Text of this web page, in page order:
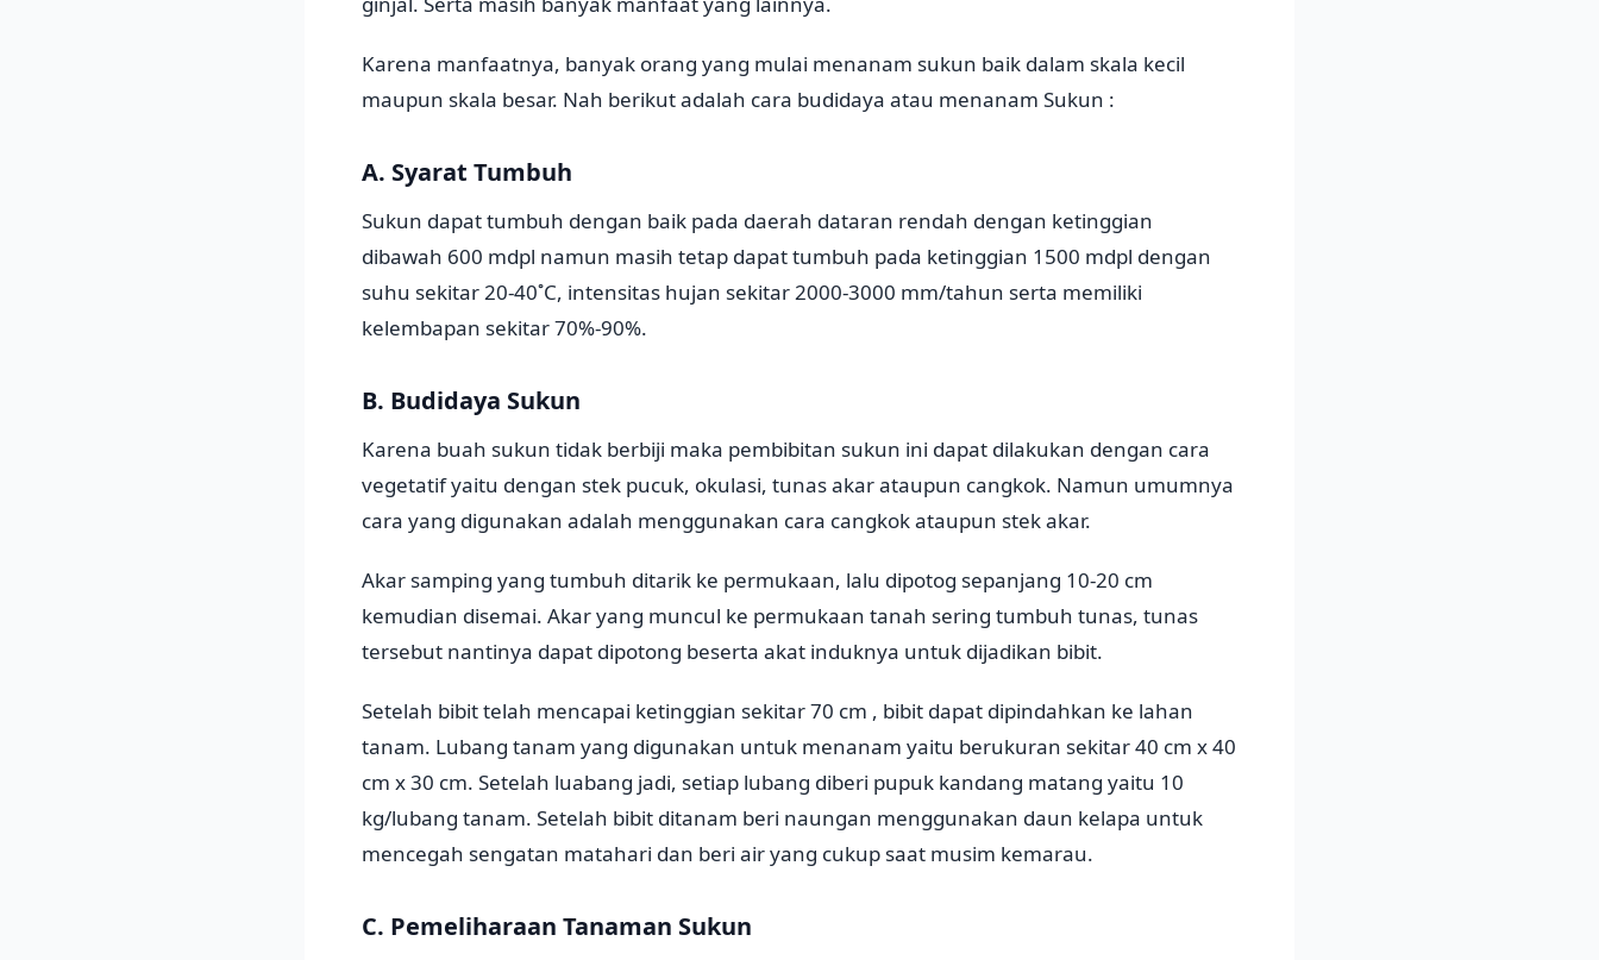
Karena manfaatnya, banyak orang yang mulai menanam sukun baik dalam skala kecil
maupun skala besar. Nah berikut adalah cara budidaya atau menanam Sukun :
A. Syarat Tumbuh
Sukun dapat tumbuh dengan baik pada daerah dataran rendah dengan ketinggian
dibawah 600 mdpl namun masih tetap dapat tumbuh pada ketinggian 1500 mdpl dengan
suhu sekitar 20-40˚C, intensitas hujan sekitar 2000-3000 mm/tahun serta memiliki
kelembapan sekitar 70%-90%.
B. Budidaya Sukun
Karena buah sukun tidak berbiji maka pembibitan sukun ini dapat dilakukan dengan cara
vegetatif yaitu dengan stek pucuk, okulasi, tunas akar ataupun cangkok. Namun umumnya
cara yang digunakan adalah menggunakan cara cangkok ataupun stek akar.
Akar samping yang tumbuh ditarik ke permukaan, lalu dipotog sepanjang 10-20 cm
kemudian disemai. Akar yang muncul ke permukaan tanah sering tumbuh tunas, tunas
tersebut nantinya dapat dipotong beserta akat induknya untuk dijadikan bibit.
Setelah bibit telah mencapai ketinggian sekitar 70 cm , bibit dapat dipindahkan ke lahan
tanam. Lubang tanam yang digunakan untuk menanam yaitu berukuran sekitar 40 cm x 40
cm x 30 cm. Setelah luabang jadi, setiap lubang diberi pupuk kandang matang yaitu 10
kg/lubang tanam. Setelah bibit ditanam beri naungan menggunakan daun kelapa untuk
mencegah sengatan matahari dan beri air yang cukup saat musim kemarau.
C. Pemeliharaan Tanaman Sukun